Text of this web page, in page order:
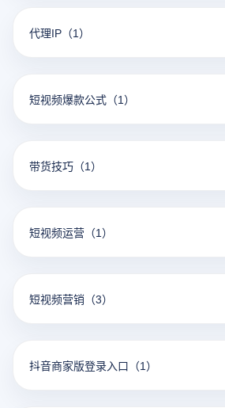
代理IP （1）
短视频爆款公式 （1）
带货技巧 （1）
短视频运营 （1）
短视频营销 （3）
抖音商家版登录入口 （1）